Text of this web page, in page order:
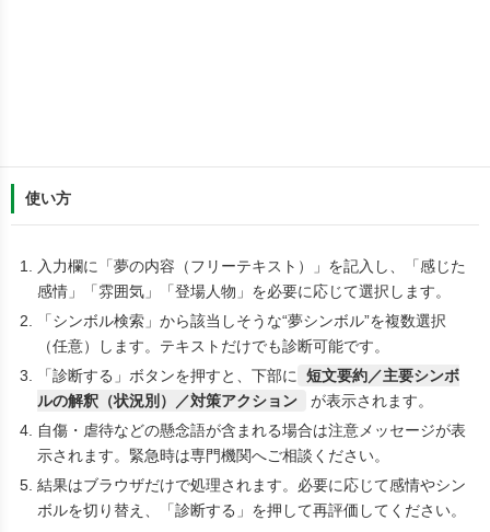
使い方
入力欄に「夢の内容（フリーテキスト）」を記入し、「感じた
感情」「雰囲気」「登場人物」を必要に応じて選択します。
「シンボル検索」から該当しそうな“夢シンボル”を複数選択
（任意）します。テキストだけでも診断可能です。
「診断する」ボタンを押すと、下部に
短文要約／主要シンボ
ルの解釈（状況別）／対策アクション
が表示されます。
自傷・虐待などの懸念語が含まれる場合は注意メッセージが表
示されます。緊急時は専門機関へご相談ください。
結果はブラウザだけで処理されます。必要に応じて感情やシン
ボルを切り替え、「診断する」を押して再評価してください。